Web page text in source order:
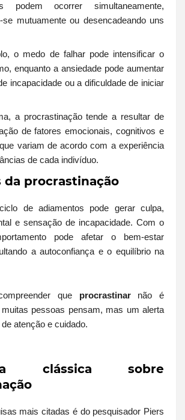
podem ocorrer simultaneamente,
se mutuamente ou desencadeando uns
o medo de falhar pode intensificar o
enquanto a ansiedade pode aumentar
incapacidade ou a dificuldade de iniciar
a procrastinação tende a resultar de
de fatores emocionais, cognitivos e
variam de acordo com a experiência
de cada indivíduo.
da procrastinação
de adiamentos pode gerar culpa,
e sensação de incapacidade. Com o
pode afetar o bem-estar
a autoconfiança e o equilíbrio na
que procrastinarnão é
pessoas pensam, mas um alerta
atenção e cuidado.
clássica sobre
mais citadas é do pesquisador Piers